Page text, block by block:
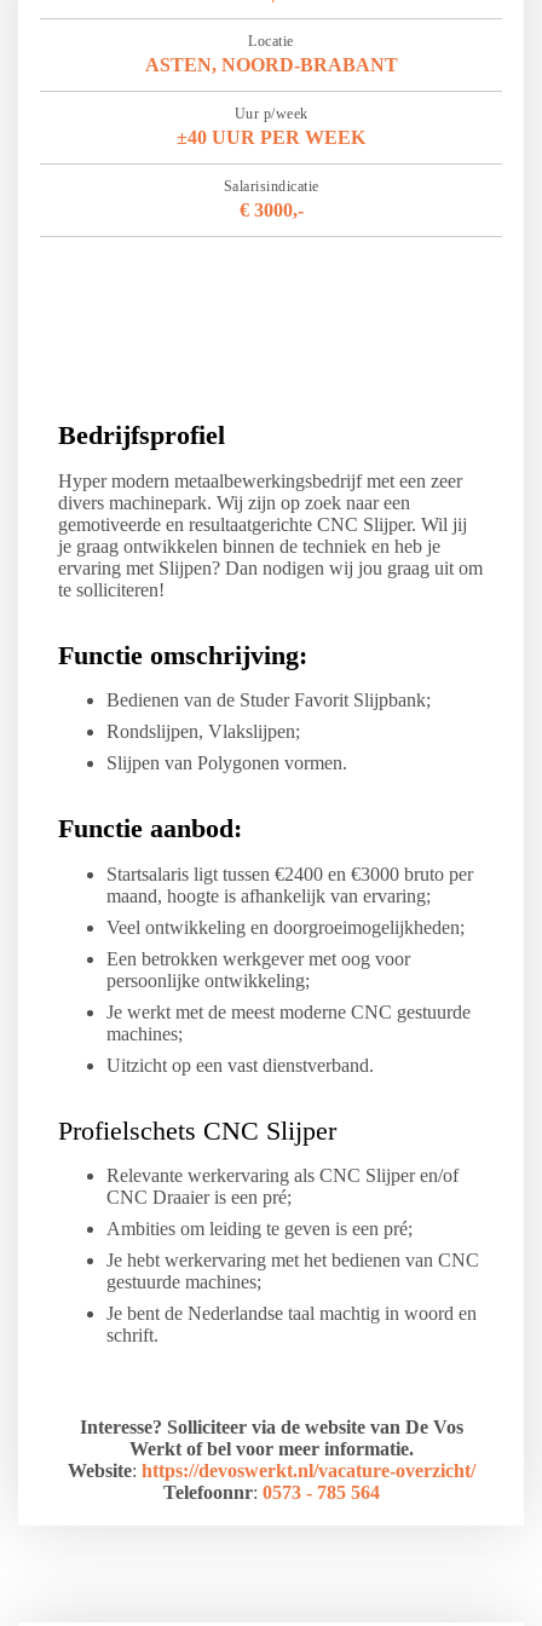
Locatie
ASTEN, NOORD-BRABANT
Uur p/week
±40 UUR PER WEEK
Salarisindicatie
€ 3000,-
Bedrijfsprofiel
Hyper modern metaalbewerkingsbedrijf met een zeer
divers machinepark. Wij zijn op zoek naar een
gemotiveerde en resultaatgerichte CNC Slijper. Wil jij
je graag ontwikkelen binnen de techniek en heb je
ervaring met Slijpen? Dan nodigen wij jou graag uit om
te solliciteren!
Functie omschrijving:
Bedienen van de Studer Favorit Slijpbank;
Rondslijpen, Vlakslijpen;
Slijpen van Polygonen vormen.
Functie aanbod:
Startsalaris ligt tussen €2400 en €3000 bruto per
maand, hoogte is afhankelijk van ervaring;
Veel ontwikkeling en doorgroeimogelijkheden;
Een betrokken werkgever met oog voor
persoonlijke ontwikkeling;
Je werkt met de meest moderne CNC gestuurde
machines;
Uitzicht op een vast dienstverband.
Profielschets CNC Slijper
Relevante werkervaring als CNC Slijper en/of
CNC Draaier is een pré;
Ambities om leiding te geven is een pré;
Je hebt werkervaring met het bedienen van CNC
gestuurde machines;
Je bent de Nederlandse taal machtig in woord en
schrift.
Interesse? Solliciteer via de website van De Vos
Werkt of bel voor meer informatie.
Website: https://devoswerkt.nl/vacature-overzicht/
Telefoonnr: 0573 - 785 564